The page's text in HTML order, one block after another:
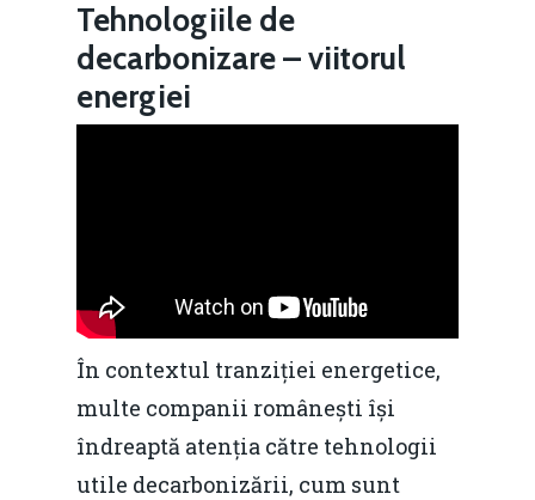
Tehnologiile de
decarbonizare – viitorul
energiei
În contextul tranziției energetice,
multe companii românești își
îndreaptă atenția către tehnologii
utile decarbonizării, cum sunt